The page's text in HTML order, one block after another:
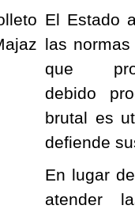
El Estado
las normas
que
debido
brutal es
defiende
En lugar
atender